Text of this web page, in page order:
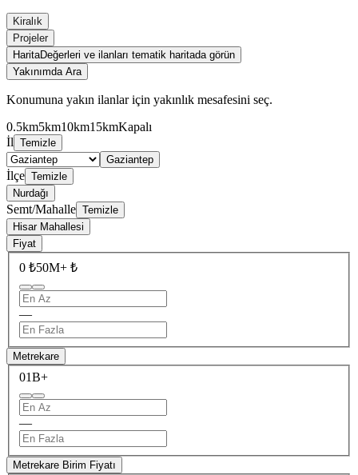
Kiralık
Projeler
HaritaDeğerleri ve ilanları tematik haritada görün
Yakınımda Ara
Konumuna yakın ilanlar için yakınlık mesafesini seç.
0.5km5km10km15kmKapalı
İl Temizle
Gaziantep
İlçe Temizle
Nurdağı
Semt/Mahalle Temizle
Hisar Mahallesi
Fiyat
0 ₺50M+ ₺
—
Metrekare
01B+
—
Metrekare Birim Fiyatı